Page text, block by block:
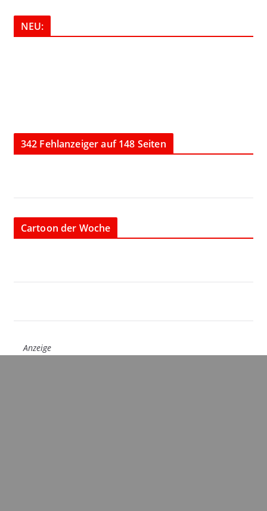
NEU:
342 Fehlanzeiger auf 148 Seiten
Cartoon der Woche
Anzeige